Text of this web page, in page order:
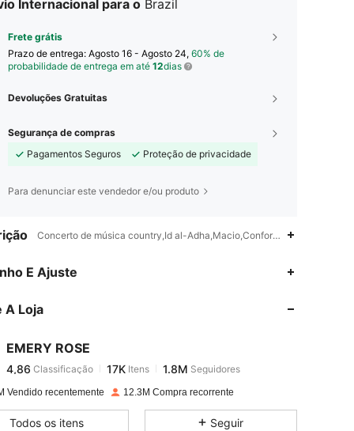
Internacional para o Brazil
Frete grátis
Prazo de entrega: Agosto 16 - Agosto 24, 60% de
probabilidade de entrega em até 12dias
Devoluções Gratuitas
Segurança de compras
Pagamentos Seguros
Proteção de privacidade
Para denunciar este vendedor e/ou produto
Concerto de música country,Id al-Adha,Macio,Confortável,Não agride
E Ajuste
A Loja
EMERY ROSE
4,86
4,86 Classificação
m***0pago 1 dia atrás
Vendido recentemente 12.3M Compra recorrente
Todos os itens Seguir